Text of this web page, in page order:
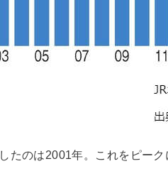
たのは2001年。これをピー